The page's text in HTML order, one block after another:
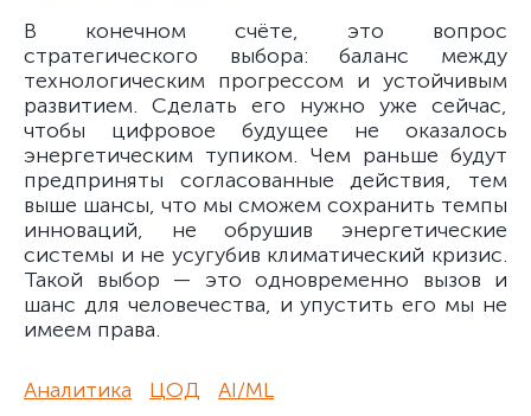
В конечном счёте, это вопрос
стратегического выбора: баланс между
технологическим прогрессом и устойчивым
развитием. Сделать его нужно уже сейчас,
чтобы цифровое будущее не оказалось
энергетическим тупиком. Чем раньше будут
предприняты согласованные действия, тем
выше шансы, что мы сможем сохранить темпы
инноваций, не обрушив энергетические
системы и не усугубив климатический кризис.
Такой выбор — это одновременно вызов и
шанс для человечества, и упустить его мы не
имеем права.
Аналитика ЦОД AI/ML